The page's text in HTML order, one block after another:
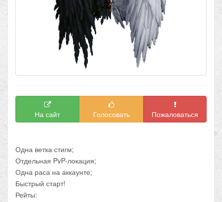
На сайт Голосовать Пожаловаться
Одна ветка стигм;
Отдельная PvP-локация;
Одна раса на аккаунте;
Быстрый старт!
Рейты: